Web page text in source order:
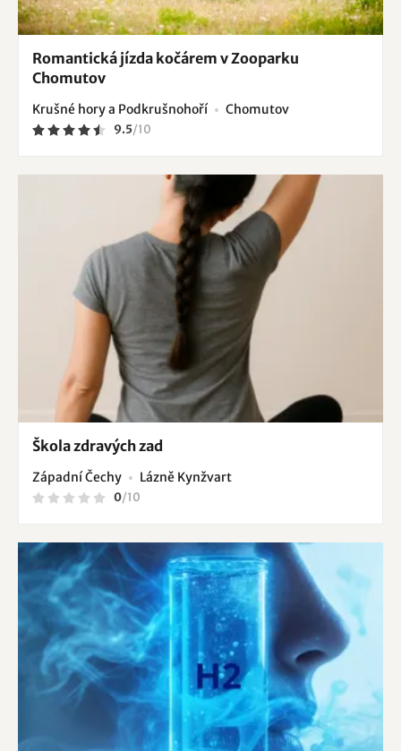
Romantická jízda kočárem v Zooparku
Chomutov
Krušné hory a Podkrušnohoří Chomutov
9.5/10
Škola zdravých zad
Západní Čechy Lázně Kynžvart
0/10